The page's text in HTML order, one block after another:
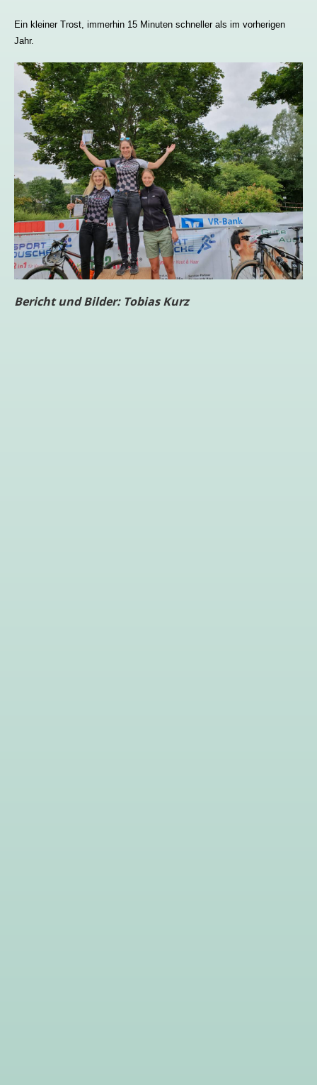
Ein kleiner Trost, immerhin 15 Minuten schneller als im vorherigen
Jahr.
Bericht und Bilder: Tobias Kurz